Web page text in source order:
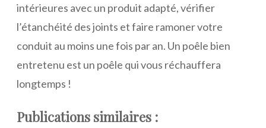
intérieures avec un produit adapté, vérifier
l’étanchéité des joints et faire ramoner votre
conduit au moins une fois par an. Un poêle bien
entretenu est un poêle qui vous réchauffera
longtemps !
Publications similaires :